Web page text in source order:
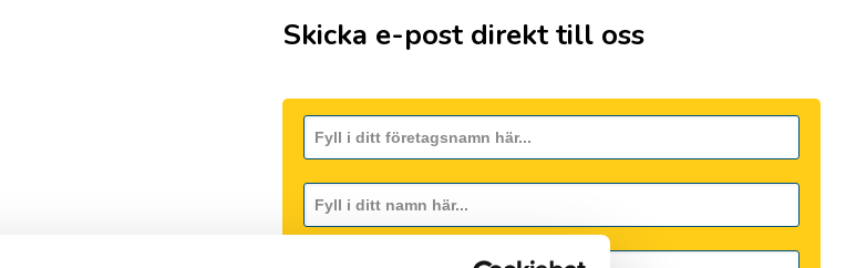
Skicka e-post direkt till oss